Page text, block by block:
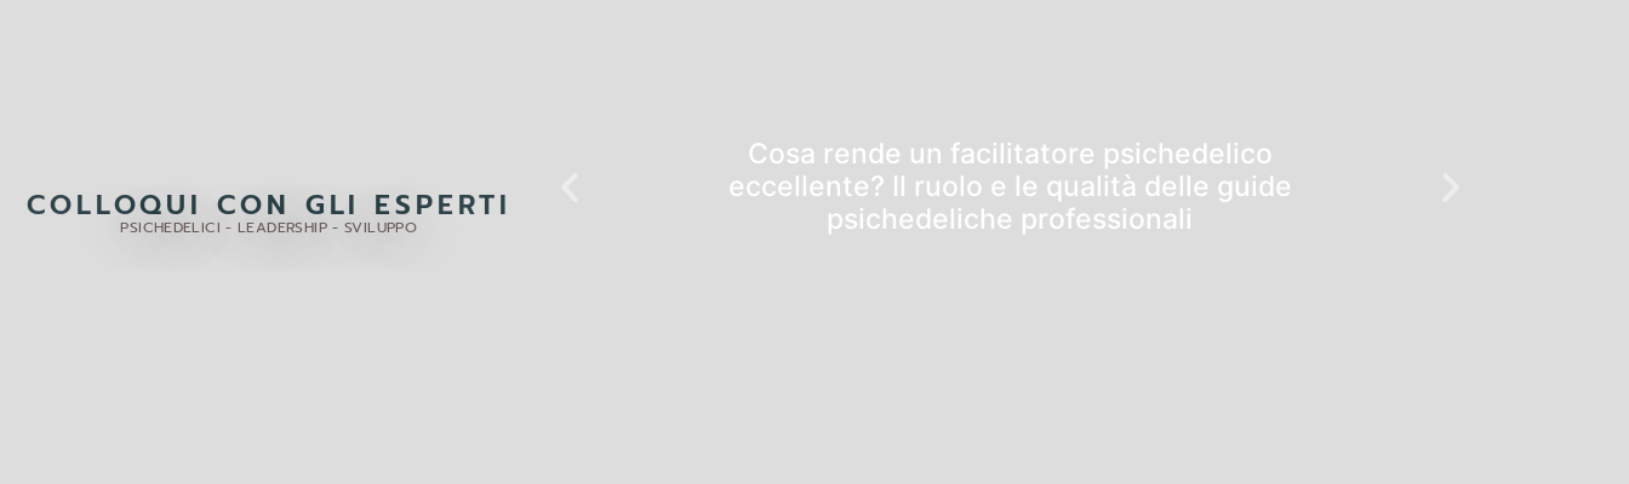
COLLOQUI CON GLI ESPERTI
PSICHEDELICI - LEADERSHIP - SVILUPPO
Cosa rende un facilitatore psichedelico
eccellente? Il ruolo e le qualità delle guide
psichedeliche professionali